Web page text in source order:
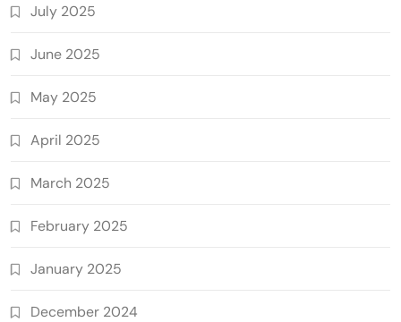
July 2025
June 2025
May 2025
April 2025
March 2025
February 2025
January 2025
December 2024